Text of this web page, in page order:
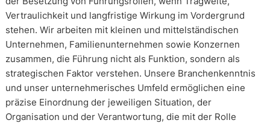
Vertraulichkeit und langfristige Wirkung im Vordergrund
stehen. Wir arbeiten mit kleinen und mittelständischen
Unternehmen, Familienunternehmen sowie Konzernen
zusammen, die Führung nicht als Funktion, sondern als
strategischen Faktor verstehen. Unsere Branchenkenntnis
und unser unternehmerisches Umfeld ermöglichen eine
präzise Einordnung der jeweiligen Situation, der
Organisation und der Verantwortung, die mit der Rolle